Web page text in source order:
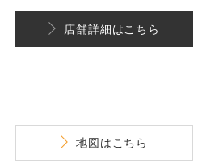
店舗詳細はこちら
地図 はこちら